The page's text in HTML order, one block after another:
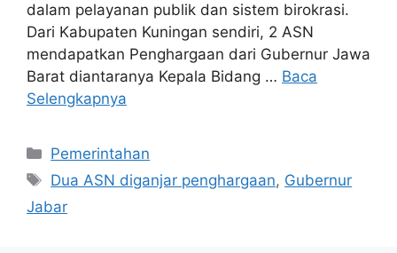
dalam pelayanan publik dan sistem birokrasi.
Dari Kabupaten Kuningan sendiri, 2 ASN
mendapatkan Penghargaan dari Gubernur Jawa
Barat diantaranya Kepala Bidang … Baca
Selengkapnya
Kategori
Pemerintahan
Tag
Dua ASN diganjar penghargaan, Gubernur
Jabar